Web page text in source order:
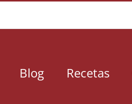
Blog Recetas